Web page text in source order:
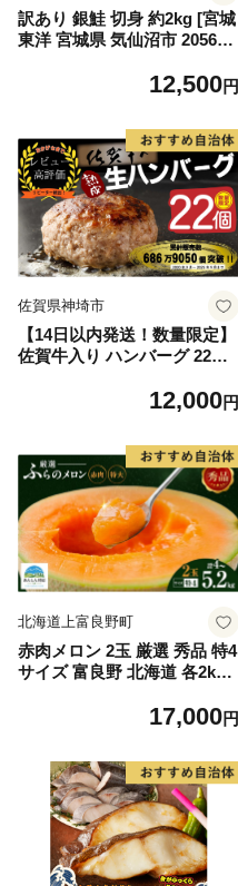
訳あり 銀鮭 切身 約2kg [宮城
東洋 宮城県 気仙沼市 205649
格外 不揃い さけ サケ 鮭切身
切り身 魚 わけあり
12,500円
佐賀県神埼市
【14日以内発送！数量限定】
佐賀牛入り ハンバーグ 22個
毛和牛 ブランド牛 九州 ハン
(H083106)
12,000円
北海道上富良野町
赤肉メロン 2玉 厳選 秀品 特4
サイズ 富良野 北海道 各2kg
富良野 メロン めろん 果物 く
17,000円